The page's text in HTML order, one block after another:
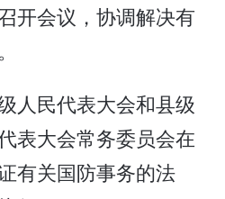
开会议，协调解决有
人民代表大会和县级
表大会常务委员会在
有关国防事务的法